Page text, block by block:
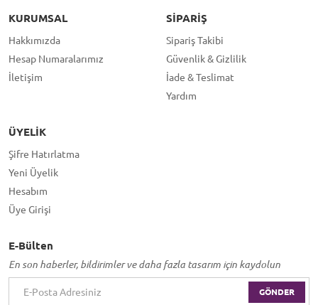
KURUMSAL
Hakkımızda
Hesap Numaralarımız
İletişim
SIPARIŞ
Sipariş Takibi
Güvenlik & Gizlilik
İade & Teslimat
Yardım
ÜYELIK
Şifre Hatırlatma
Yeni Üyelik
Hesabım
Üye Girişi
E-Bülten
En son haberler, bildirimler ve daha fazla tasarım için kaydolun
GÖNDER